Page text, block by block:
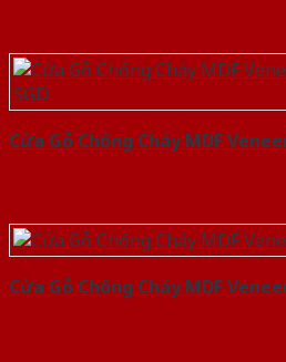
Cửa Gỗ Chống Cháy MDF
Cửa Gỗ Chống Cháy MDF